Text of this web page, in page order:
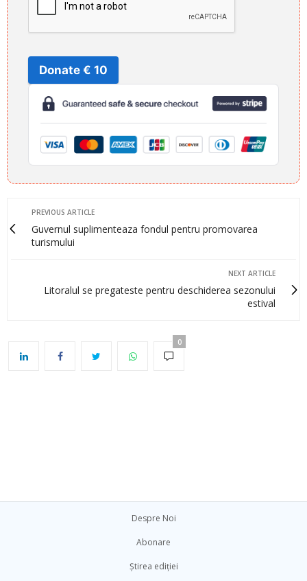
Donate € 10
PREVIOUS ARTICLE
Guvernul suplimenteaza fondul pentru promovarea
turismului
NEXT ARTICLE
Litoralul se pregateste pentru deschiderea sezonului
estival
0
Despre Noi
Abonare
Știrea ediției